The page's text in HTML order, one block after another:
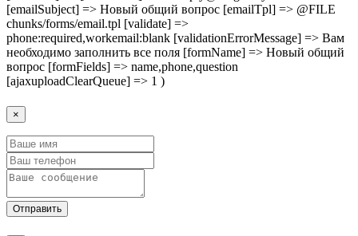
[emailSubject] => Новый общий вопрос [emailTpl] => @FILE
chunks/forms/email.tpl [validate] =>
phone:required,workemail:blank [validationErrorMessage] => Вам
необходимо заполнить все поля [formName] => Новый общий
вопрос [formFields] => name,phone,question
[ajaxuploadClearQueue] => 1 )
×
Отправить